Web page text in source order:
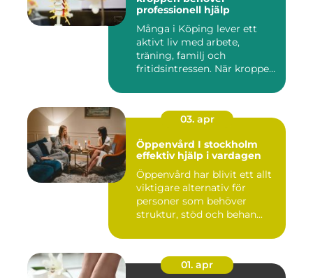
professionell hjälp
Många i Köping lever ett
aktivt liv med arbete,
träning, familj och
fritidsintressen. När kroppen
03. apr
Öppenvård I stockholm
effektiv hjälp i vardagen
Öppenvård har blivit ett allt
viktigare alternativ för
personer som behöver
struktur, stöd och behan...
01. apr